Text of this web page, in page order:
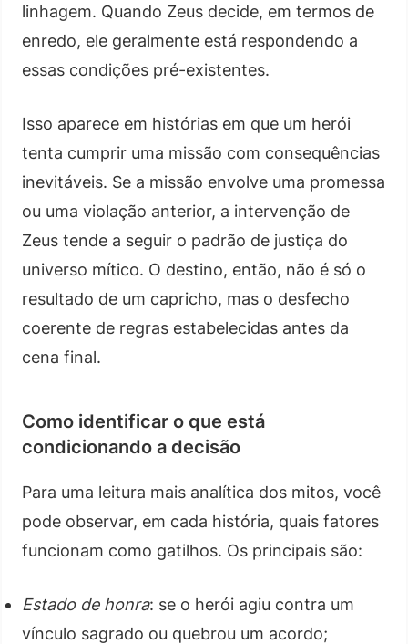
linhagem. Quando Zeus decide, em termos de
enredo, ele geralmente está respondendo a
essas condições pré-existentes.
Isso aparece em histórias em que um herói
tenta cumprir uma missão com consequências
inevitáveis. Se a missão envolve uma promessa
ou uma violação anterior, a intervenção de
Zeus tende a seguir o padrão de justiça do
universo mítico. O destino, então, não é só o
resultado de um capricho, mas o desfecho
coerente de regras estabelecidas antes da
cena final.
Como identificar o que está
condicionando a decisão
Para uma leitura mais analítica dos mitos, você
pode observar, em cada história, quais fatores
funcionam como gatilhos. Os principais são:
Estado de honra: se o herói agiu contra um
vínculo sagrado ou quebrou um acordo;